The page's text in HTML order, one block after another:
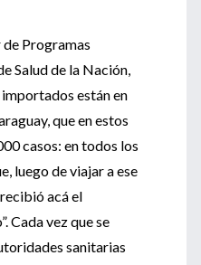
Programas
Salud de la Nación,
importados están en
que en estos
casos: en todos los
luego de viajar a ese
acá el
Cada vez que se
sanitarias